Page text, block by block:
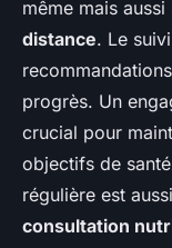
même mais aussi
distance. Le
progrès. Un
crucial pour
objectifs de
régulière est
consultation